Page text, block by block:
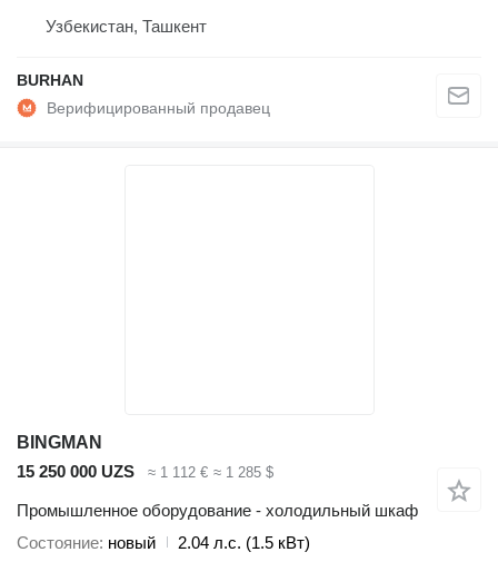
Узбекистан, Ташкент
BURHAN
BINGMAN
15 250 000 UZS
≈ 1 112 € ≈ 1 285 $
Промышленное оборудование - холодильный шкаф
Состояние новый
2.04 л.с. (1.5 кВт)